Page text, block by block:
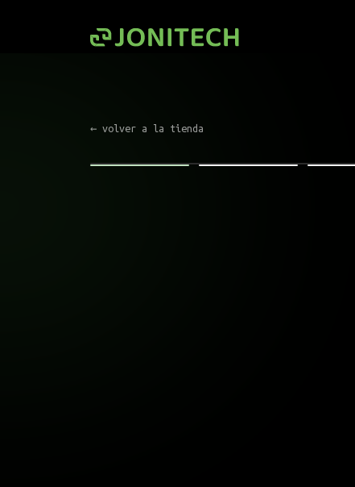
← volver a la tienda